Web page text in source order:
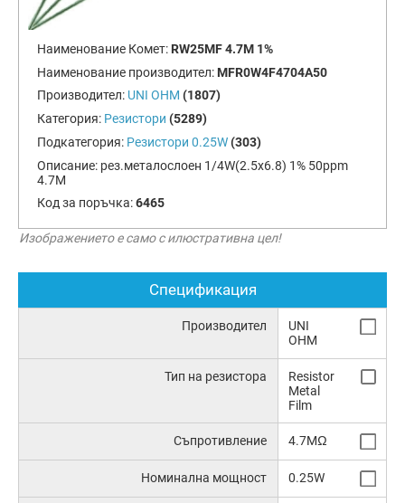
Наименование Комет: RW25MF 4.7M 1%
Наименование производител: MFR0W4F4704A50
Производител: UNI OHM (1807)
Категория: Резистори (5289)
Подкатегория: Резистори 0.25W (303)
Описание: рез.металослоен 1/4W(2.5x6.8) 1% 50ppm
4.7M
Код за поръчка:6465
Изображението е само с илюстративна цел!
Спецификация
Производител
UNI
OHM
Тип на резистора
Resistor
Metal
Film
Съпротивление 4.7MΩ
Номинална мощност 0.25W